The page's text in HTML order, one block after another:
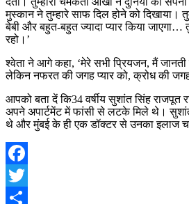
मुस्कान ने तुम्हारे साफ दिल होने को दिखाया।
बेबी और बहुत-बहुत ज्यादा प्यार किया जाएगा…
रहो।’
श्वेता ने आगे कहा, ‘मेरे सभी प्रियजन, मैं
लेकिन नफरत की जगह प्यार को, क्रोध की
आपको बता दें कि34 वर्षीय सुशांत सिंह राजपूत
अपने अपार्टमेंट में फांसी से लटके मिले थे।
थे और मुंबई के ही एक डॉक्टर से उनका ​इलाज
Facebook
Twitter